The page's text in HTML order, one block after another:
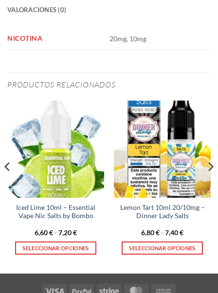
VALORACIONES (0)
NICOTINA 20mg, 10mg
PRODUCTOS RELACIONADOS
Iced Lime 10ml – Essential
Vape Nic Salts by Bombo
6,60€-7,20€Rango
precios:
desde
SELECCIONAR OPCIONES
múltiples
Lemon Tart 10ml 20/10mg –
Dinner Lady Salts
6,80€-7,40€Rango
precios:
desde
SELECCIONAR OPCIONES
múltiples
Visa PayPal Stripe MasterCard